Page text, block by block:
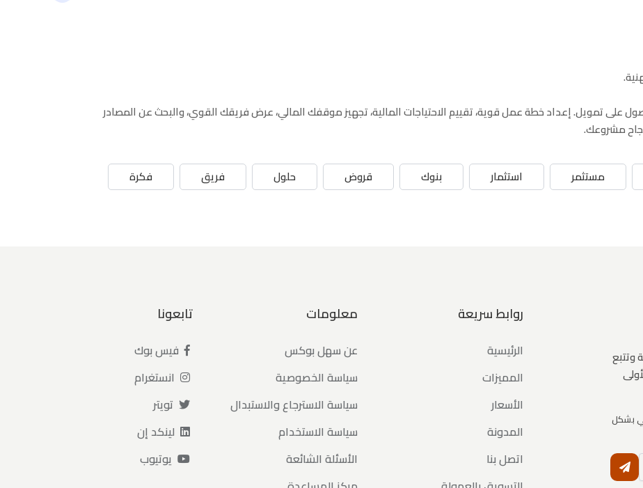
على تمويل. إعداد خطة عمل قوية، تقييم الاحتياجات المالية، تجهيز موقفك المالي، عرض فريقك القوي، والبحث عن المصادر
مشروعك.
مستثمر استثمار بنوك قروض حلول فريق
فكرة
وتتبع
بشكل
النشرة البريدية
روابط سريعة
الرئيسية
المميزات
الأسعار
المدونة
اتصل بنا
معلومات
عن سهل بوكس
سياسة الخصوصية
سياسة الاسترجاع والاستبدال
سياسة الاستخدام
الأسئلة الشائعة
تابعونا
فيس بوك
انستغرام
تويتر
لينكد إن
يوتيوب